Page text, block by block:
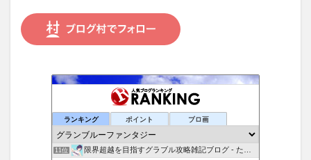
ランキング ポイント ブロ画
すーぱーそに子好きによるゲームブログ
10位 転がるネコ
11位 限界超越を目指すグラブル攻略雑記ブログ - たるたろす